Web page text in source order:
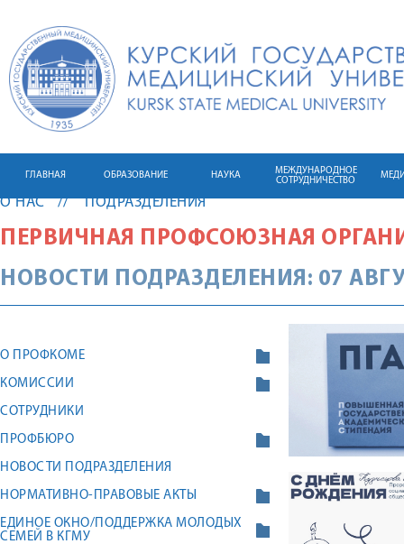
ГЛАВНАЯ ОБРАЗОВАНИЕ НАУКА
МЕЖДУНАРОДНОЕ
СОТРУДНИЧЕСТВО
О НАС ПОДРАЗДЕЛЕНИЯ
ПЕРВИЧНАЯ ПРОФСОЮЗНАЯ
НОВОСТИ ПОДРАЗДЕЛЕНИЯ: 07
О ПРОФКОМЕ
КОМИССИИ
СОТРУДНИКИ
ПРОФБЮРО
НОВОСТИ ПОДРАЗДЕЛЕНИЯ
НОРМАТИВНО-ПРАВОВЫЕ АКТЫ
ЕДИНОЕ ОКНО/ПОДДЕРЖКА МОЛОДЫХ
СЕМЕЙ В КГМУ